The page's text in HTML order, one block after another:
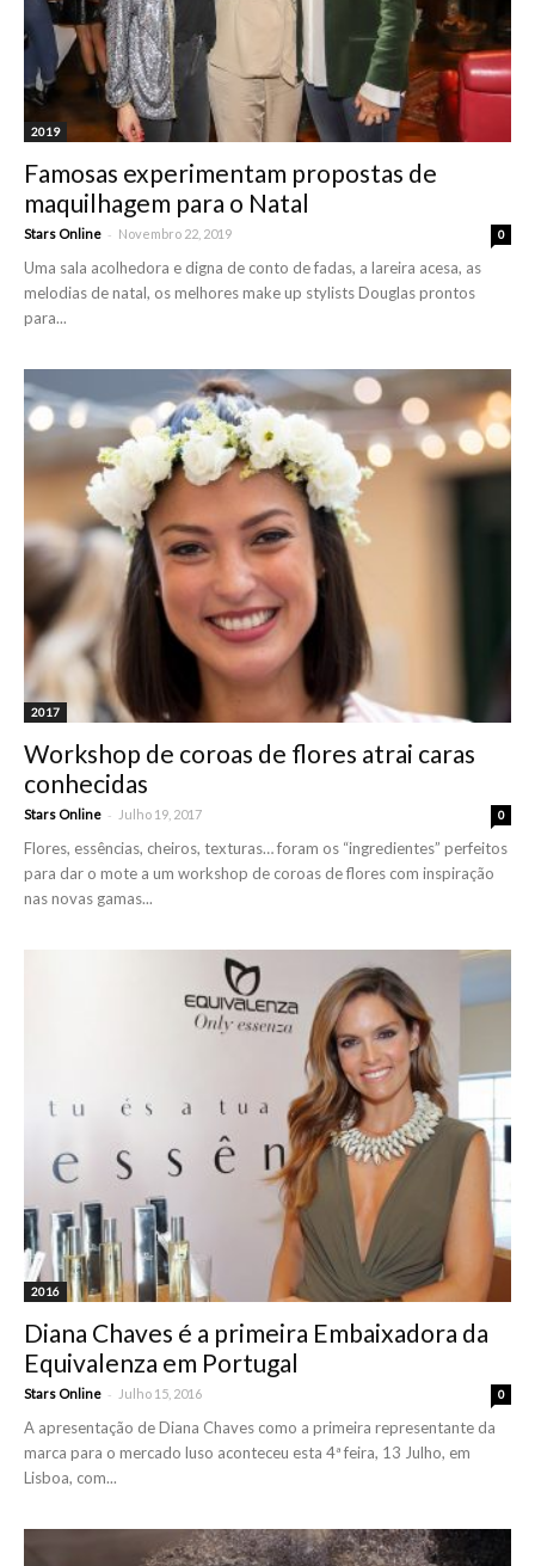
2019
Famosas experimentam propostas de
maquilhagem para o Natal
Stars Online - Novembro 22, 2019 0
Uma sala acolhedora e digna de conto de fadas, a lareira acesa, as
melodias de natal, os melhores make up stylists Douglas prontos
para...
2017
Workshop de coroas de flores atrai caras
conhecidas
Stars Online - Julho 19, 2017 0
Flores, essências, cheiros, texturas… foram os “ingredientes” perfeitos
para dar o mote a um workshop de coroas de flores com inspiração
nas novas gamas...
2016
Diana Chaves é a primeira Embaixadora da
Equivalenza em Portugal
Stars Online - Julho 15, 2016 0
A apresentação de Diana Chaves como a primeira representante da
marca para o mercado luso aconteceu esta 4ª feira, 13 Julho, em
Lisboa, com...